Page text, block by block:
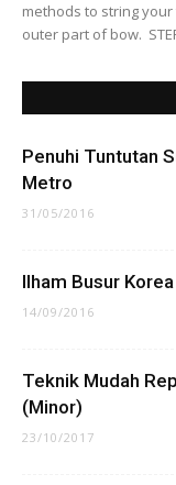
methods to string
outer part of bow.
Penuhi Tuntutan
Metro
31/05/2016
Ilham Busur Korea
14/09/2016
Teknik Mudah
(Minor)
23/10/2017